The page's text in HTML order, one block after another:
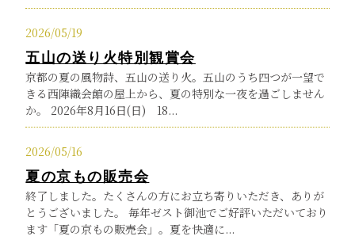
2026/05/19
五山の送り火特別観賞会
京都の夏の風物詩、五山の送り火。五山のうち四つが一望で
きる西陣織会館の屋上から、夏の特別な一夜を過ごしません
か。 2026年8月16日(日) 18...
2026/05/16
夏の京もの販売会
終了しました。たくさんの方にお立ち寄りいただき、ありが
とうございました。 毎年ゼスト御池でご好評いただいており
ます「夏の京もの販売会」。夏を快適に...